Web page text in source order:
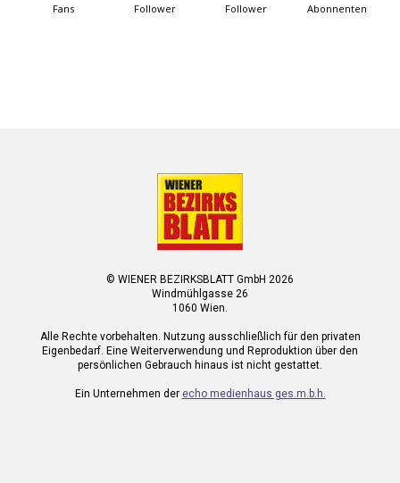
Fans Follower Follower Abonnenten
© WIENER BEZIRKSBLATT GmbH 2026
Windmühlgasse 26
1060 Wien.
Alle Rechte vorbehalten. Nutzung ausschließlich für den privaten
Eigenbedarf. Eine Weiterverwendung und Reproduktion über den
persönlichen Gebrauch hinaus ist nicht gestattet.
Ein Unternehmen der echo medienhaus ges.m.b.h.